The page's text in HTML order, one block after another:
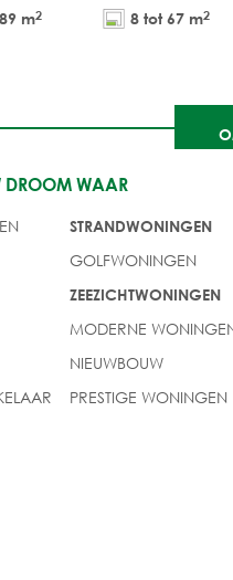
m2 8 tot 67 m2
WAAR
STRANDWONINGEN
GOLFWONINGEN
ZEEZICHTWONINGEN
MODERNE
NIEUWBOUW
PRESTIGE WONINGEN